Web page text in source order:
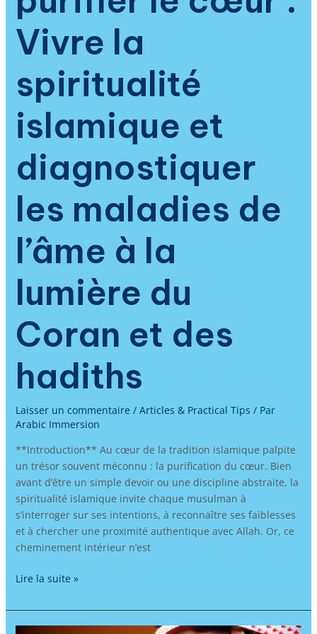
Vivre la
spiritualité
islamique et
diagnostiquer
les maladies de
l’âme à la
lumière du
Coran et des
hadiths
Laisser un commentaire / Articles & Practical Tips / Par
Arabic Immersion
**Introduction** Au cœur de la tradition islamique palpite
un trésor souvent méconnu : la purification du cœur. Bien
avant d’être un simple devoir ou une discipline abstraite, la
spiritualité islamique invite chaque musulman à
s’interroger sur ses intentions, à reconnaître ses faiblesses
et à chercher une proximité authentique avec Allah. Or, ce
cheminement intérieur n’est
Lire la suite »